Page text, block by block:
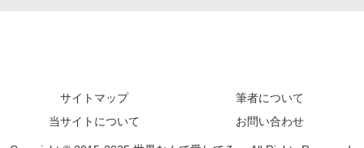
サイトマップ
筆者について
当サイトについて
お問い合わせ